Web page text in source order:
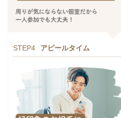
STEP4 アピールタイム